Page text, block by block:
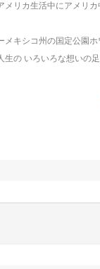
メリカ生活中にアメリ
メキシコ州の国定公園
生の いろいろな想いの